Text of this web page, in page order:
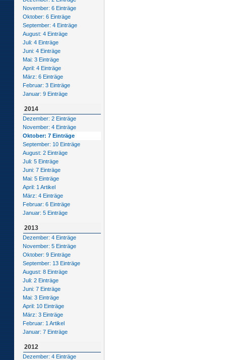
November: 6 Einträge
Oktober: 6 Einträge
September: 4 Einträge
August: 4 Einträge
Juli: 4 Einträge
Juni: 4 Einträge
Mai: 3 Einträge
April: 4 Einträge
März: 6 Einträge
Februar: 3 Einträge
Januar: 9 Einträge
2014
Dezember: 2 Einträge
November: 4 Einträge
Oktober: 7 Einträge
September: 10 Einträge
August: 2 Einträge
Juli: 5 Einträge
Juni: 7 Einträge
Mai: 5 Einträge
April: 1 Artikel
März: 4 Einträge
Februar: 6 Einträge
Januar: 5 Einträge
2013
Dezember: 4 Einträge
November: 5 Einträge
Oktober: 9 Einträge
September: 13 Einträge
August: 8 Einträge
Juli: 2 Einträge
Juni: 7 Einträge
Mai: 3 Einträge
April: 10 Einträge
März: 3 Einträge
Februar: 1 Artikel
Januar: 7 Einträge
2012
Dezember: 4 Einträge